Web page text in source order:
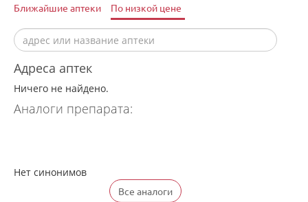
Ближайшие аптеки
По низкой цене
Адреса аптек
Ничего не найдено.
Аналоги препарата:
Нет синонимов
Все аналоги